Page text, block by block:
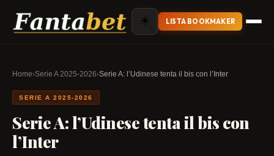
☀️ LISTA BOOKMAKER
Home›Serie A 2025-2026›Serie A: l’Udinese tenta il bis con l’Inter
SERIE A 2025-2026
Serie A: l’Udinese tenta il bis con
l’Inter